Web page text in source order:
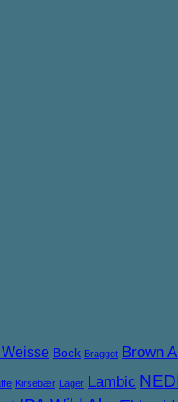
Bock Braggot Brown
Kirsebær Lager Lambic